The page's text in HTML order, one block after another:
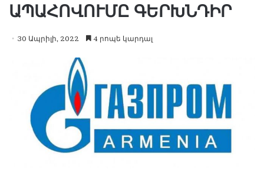
ԱՊԱՀՈՎՈՒՄԸ ԳԵՐԽՆԴԻՐ
30 Ապրիլի, 2022 4 րոպե կարդալ